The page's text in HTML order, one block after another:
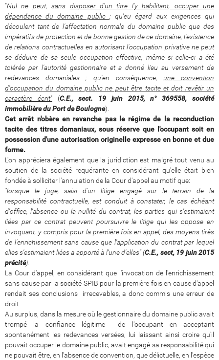
"Nul ne peut, sans disposer d'un titre l'y habilitant, occuper une
dépendance du domaine public ; qu'eu égard aux exigences qui
découlent tant de l'affectation normale du domaine public que des
impératifs de protection et de bonne gestion de ce domaine, l'existence
de relations contractuelles en autorisant l'occupation privative ne peut
se déduire de sa seule occupation effective, même si celle-ci a été
tolérée par l'autorité gestionnaire et a donné lieu au versement de
redevances domaniales ; qu'en conséquence,une convention
d'occupation du domaine public ne peut être tacite et doit revêtir un
caractère écrit"(C.E., sect. 19 juin 2015, n° 369558, société
immobilière du Port de Boulogne).
Cet arrêt n'obère en revanche pas le régime de la reconduction
tacite des titres domaniaux, sous réserve que l'occupant soit en
possession d'une autorisation originelle expresse en bonne et due
forme.
L'on appréciera également que la juridiction est malgré tout venu au
soutien de la société requérante en considérant qu'elle était bien
fondée à solliciter l'annulation de la Cour d'appel au motif que:
"lorsque le juge, saisi d'un litige engagé sur le terrain de la
responsabilité contractuelle, est conduit à constater, le cas échéant
d'office, l'absence ou la nullité du contrat, les parties qui s'estimaient
liées par ce contrat peuvent poursuivre le litige qui les oppose en
invoquant, y compris pour la première fois en appel, des moyens tirés
de l'enrichissement sans cause que l'application du contrat par lequel
elles s'estimaient liées a apporté à l'une d'elles" (C.E., sect, 19 juin 2015
précité).
La Cour d'appel, en considérant que l'invocation de l'enrichissement
sans cause par la société SPIB pour la première fois en cause d'appel
rendait ses conclusions irrecevables, a donc commis une erreur de
droit
Au surplus, dans la mesure où le gestionnaire du domaine public avait
trompé la confiance légitime de l'occupant en acceptant
spontanément les redevances versées, lui laissant ainsi croire qu'il
pouvait occuper le domaine public, avait engagé sa responsabilité qui
ne pouvait être, en l'absence de convention, que délictuelle, en l'espèce